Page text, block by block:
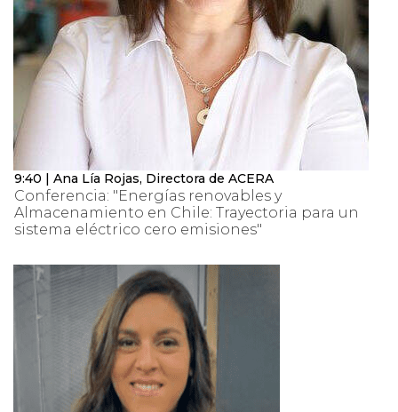
9:40 | Ana Lía Rojas, Directora de ACERA
Conferencia: "Energías renovables y
Almacenamiento en Chile: Trayectoria para un
sistema eléctrico cero emisiones"